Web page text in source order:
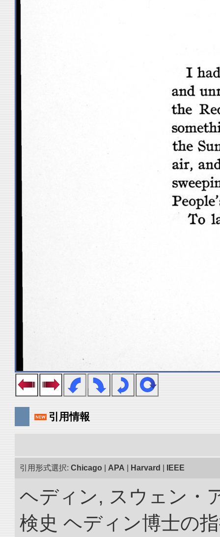
引用情報
引用形式選択: Chicago APA Harvard IEEE
ヘディン, スウェン・
検史 ヘディン博士の